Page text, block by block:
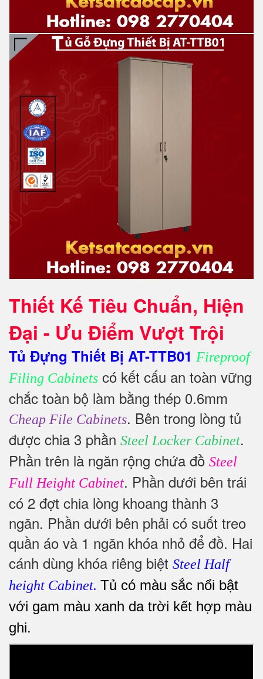
Thiết Kế Tiêu Chuẩn, Hiện
Đại - Ưu Điểm Vượt Trội
Tủ Đựng Thiết Bị AT-TTB01 Fireproof
Filing Cabinets có kết cấu an toàn vững
chắc toàn bộ làm bằng thép 0.6mm
Cheap File Cabinets. Bên trong lòng tủ
được chia 3 phần Steel Locker Cabinet.
Phần trên là ngăn rộng chứa đồ Steel
Full Height Cabinet. Phần dưới bên trái
có 2 đợt chia lòng khoang thành 3
ngăn. Phần dưới bên phải có suốt treo
quần áo và 1 ngăn khóa nhỏ để đồ. Hai
cánh dùng khóa riêng biệt Steel Half
height Cabinet. Tủ có màu sắc nổi bật
với gam màu xanh da trời kết hợp màu
ghi.